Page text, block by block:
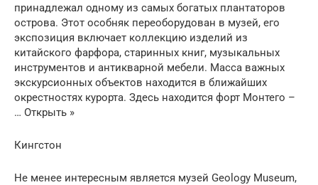
принадлежал одному из самых богатых плантаторов
острова. Этот особняк переоборудован в музей, его
экспозиция включает коллекцию изделий из
китайского фарфора, старинных книг, музыкальных
инструментов и антикварной мебели. Масса важных
экскурсионных объектов находится в ближайших
окрестностях курорта. Здесь находится форт Монтего –
… Открыть »
Кингстон
Не менее интересным является музей Geology Museum,